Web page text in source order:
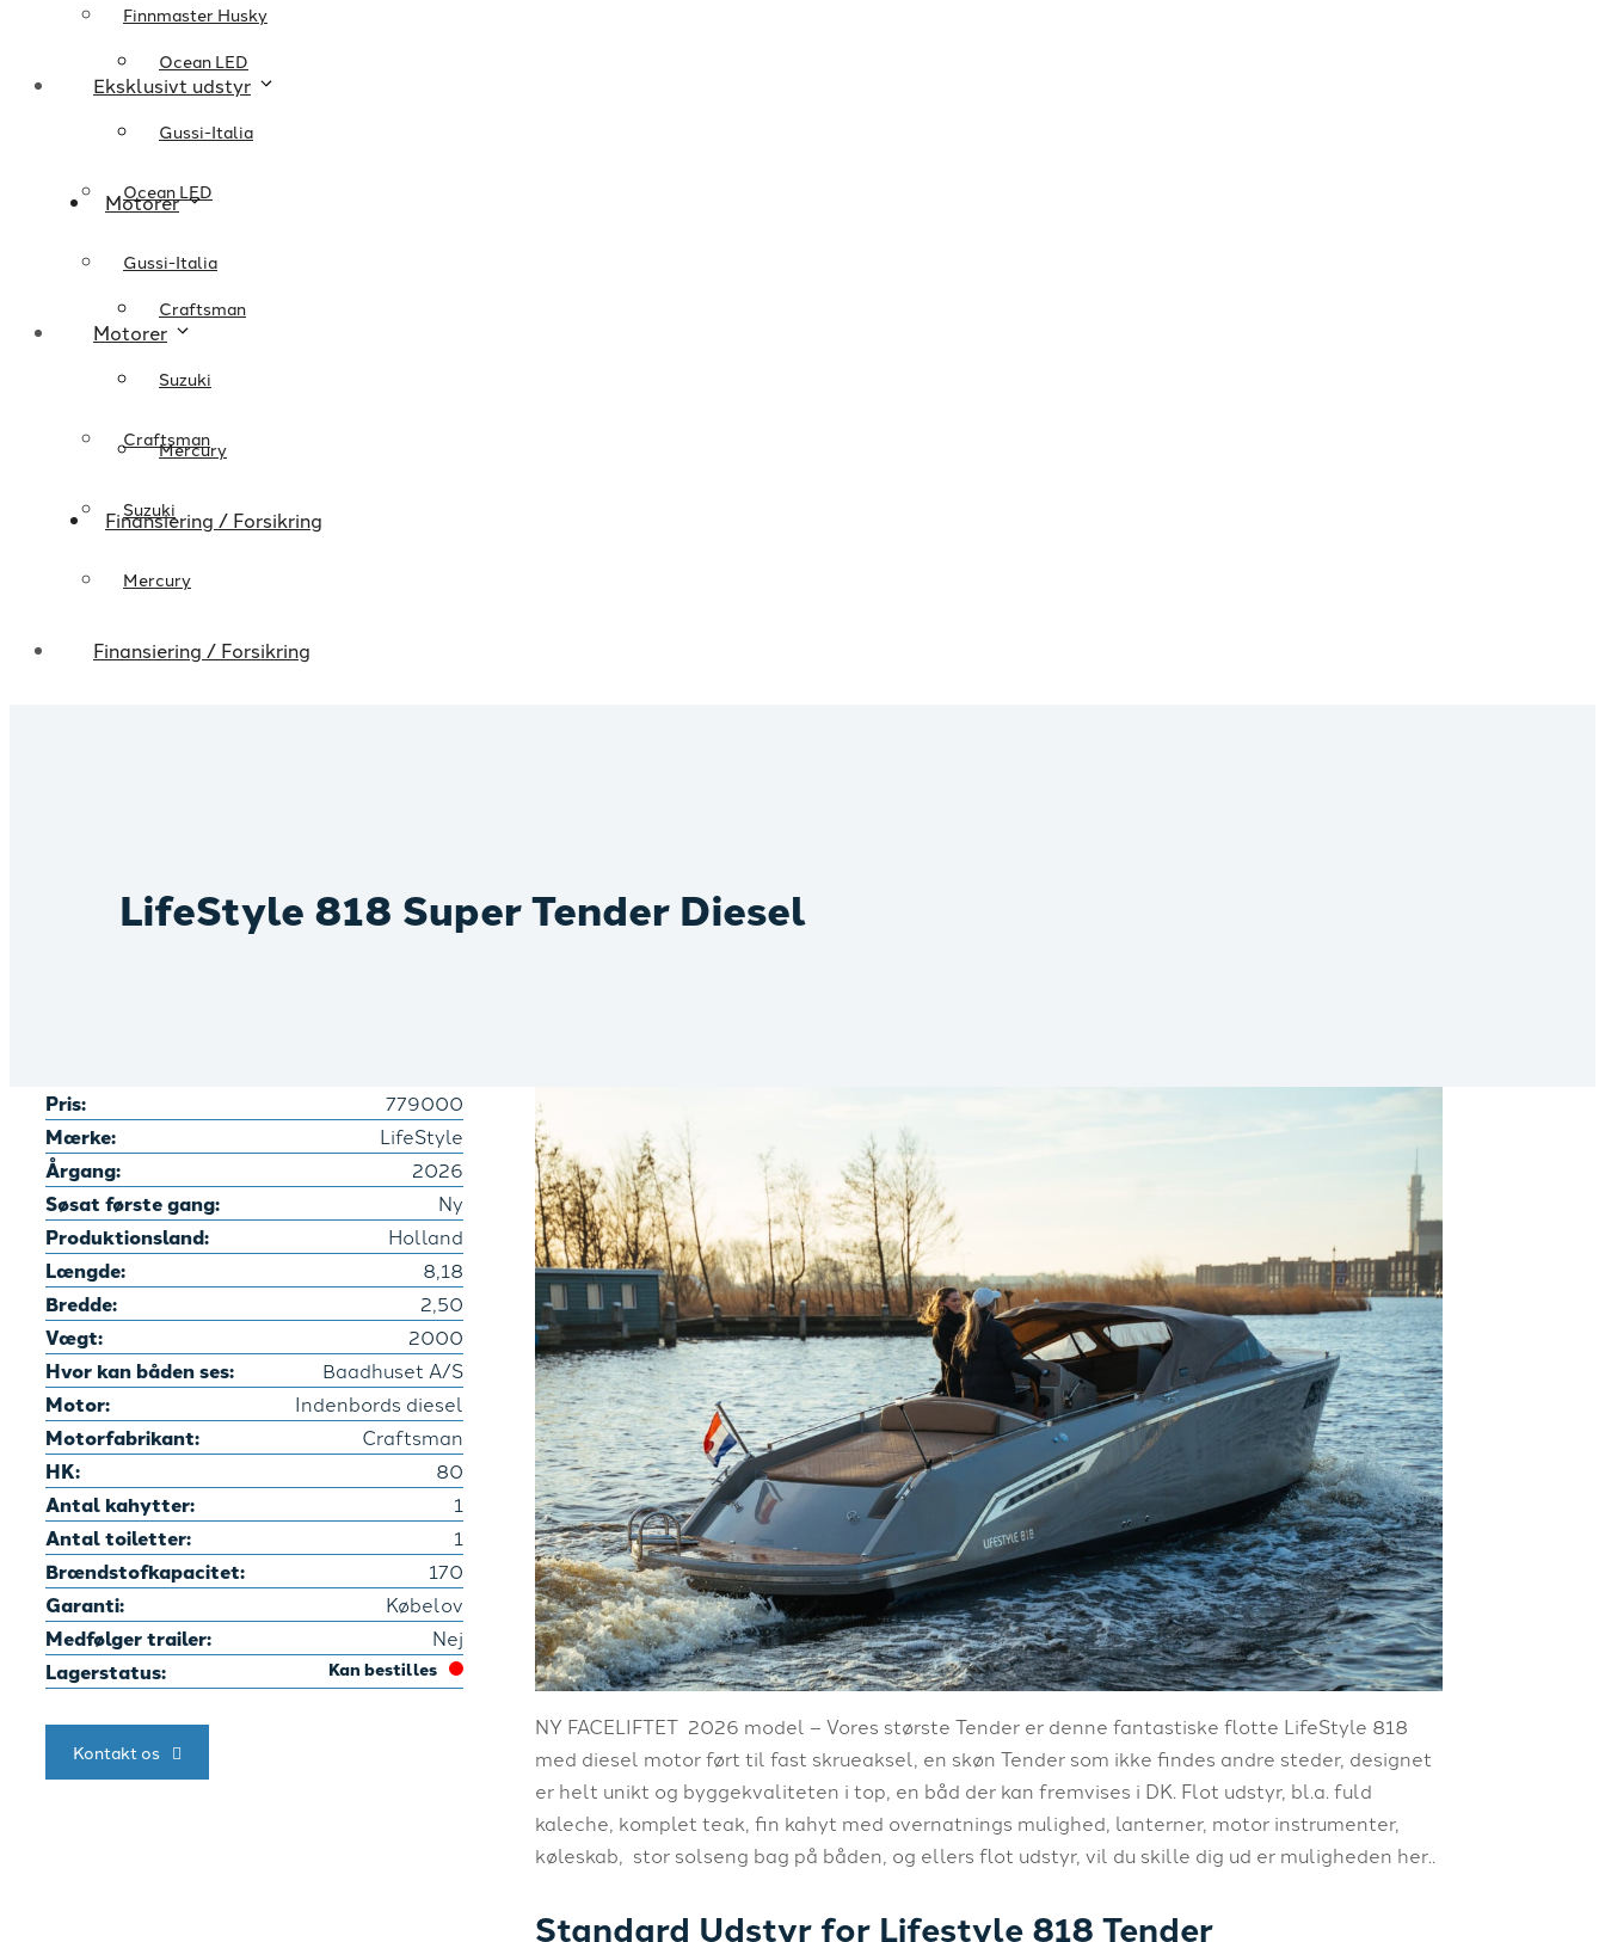
Ocean LED
Gussi-Italia
Motorer
Craftsman
Suzuki
Mercury
Finansiering / Forsikring
Finnmaster Husky
Eksklusivt udstyr
Ocean LED
Gussi-Italia
Motorer
Craftsman
Suzuki
Mercury
Finansiering / Forsikring
LifeStyle 818 Super Tender Diesel
Pris: 779000
Mærke: LifeStyle
Årgang: 2026
Søsat første gang: Ny
Produktionsland: Holland
Længde: 8,18
Bredde: 2,50
Vægt: 2000
Hvor kan båden ses: Baadhuset A/S
Motor: Indenbords diesel
Motorfabrikant: Craftsman
HK: 80
Antal kahytter: 1
Antal toiletter: 1
Brændstofkapacitet: 170
Garanti: Købelov
Medfølger trailer: Nej
Lagerstatus: Kan bestilles
Kontakt os
NY FACELIFTET 2026 model – Vores største Tender er denne fantastiske flotte LifeStyle 818
med diesel motor ført til fast skrueaksel, en skøn Tender som ikke findes andre steder, designet
er helt unikt og byggekvaliteten i top, en båd der kan fremvises i DK. Flot udstyr, bl.a. fuld
kaleche, komplet teak, fin kahyt med overnatnings mulighed, lanterner, motor instrumenter,
køleskab, stor solseng bag på båden, og ellers flot udstyr, vil du skille dig ud er muligheden her..
Standard Udstyr for Lifestyle 818 Tender